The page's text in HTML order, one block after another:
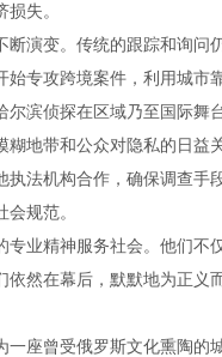
失。
演变。传统的跟踪和询
专攻跨境案件，利用城
滨侦探在区域乃至国际舞
地带和公众对隐私的日
法机构合作，确保调查
规范。
业精神服务社会。他们
然在幕后，默默地为正
座曾受俄罗斯文化熏陶的